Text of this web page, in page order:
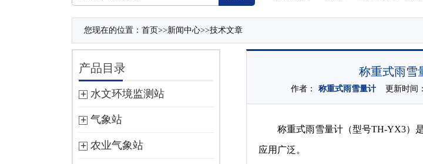
您现在的位置： 首页>>新闻中心>>技术文章
产品目录
水文环境监测站
气象站
农业气象站
称重式雨雪
作者： 称重式雨雪量计更新时间：
称重式雨雪量计（型号TH-YX3）
应用广泛。